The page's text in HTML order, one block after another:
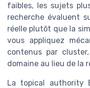
faibles, les sujets
recherche évaluent
réelle plutôt que la
vous appliquez
contenus par
domaine au lieu de la
La topical authority